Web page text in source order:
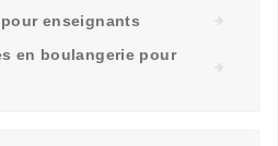
enseignants
en boulangerie pour